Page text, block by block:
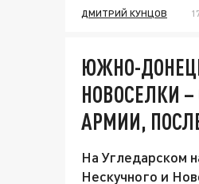
ДМИТРИЙ КУНЦОВ
ЮЖНО-
НОВОСЕЛКИ
АРМИИ,
На Угледарском
Нескучного и